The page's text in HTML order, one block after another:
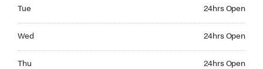
Tue 24hrs Open
Wed 24hrs Open
Thu 24hrs Open